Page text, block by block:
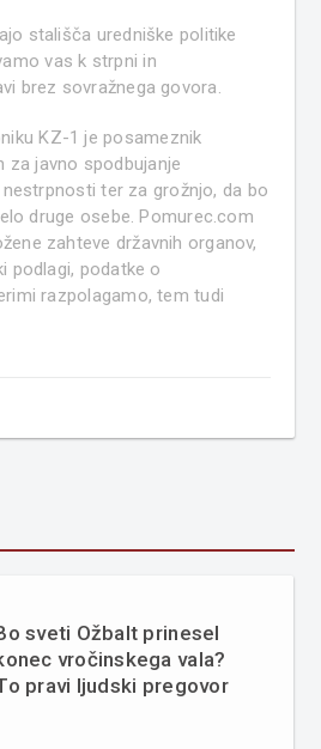
stališča uredniške politike
vas k strpni in
brez sovražnega govora.
KZ-1 je posameznik
za javno spodbujanje
ter za grožnjo, da bo
druge osebe. Pomurec.com
zahteve državnih organov,
podlagi, podatke o
razpolagamo, tem tudi
sveti Ožbalt prinesel
vročinskega vala?
pravi ljudski pregovor